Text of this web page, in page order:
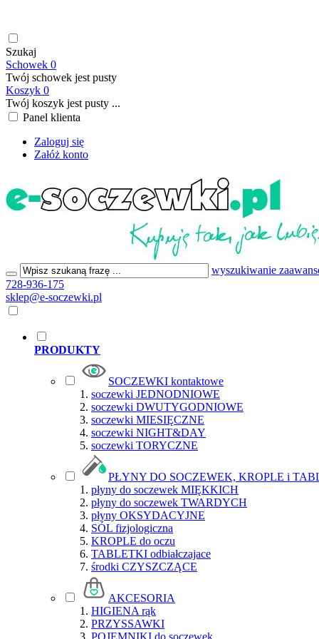
Szukaj
Schowek 0
Twój schowek jest pusty
Koszyk 0
Twój koszyk jest pusty ...
Panel klienta
Zaloguj się
Załóż konto
wyszukiwanie
728-936-175
sklep@e-soczewki.pl
PRODUKTY
SOCZEWKI kontaktowe
soczewki JEDNODNIOWE
soczewki DWUTYGODNIOWE
soczewki MIESIĘCZNE
soczewki NIGHT&DAY
soczewki TORYCZNE
PŁYNY DO SOCZEWEK, KROPLE i
płyny do soczewek MIĘKKICH
płyny do soczewek TWARDYCH
płyny OKSYDACYJNE
SÓL fizjologiczna
KROPLE do oczu
TABLETKI odbiałczajace
środki CZYSZCZĄCE
AKCESORIA
HIGIENA rąk
PRZYSSAWKI
POJEMNIKI do soczewek